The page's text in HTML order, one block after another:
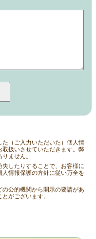
（ご入力いただいた）個人情
扱いさせていただきます。弊
ません。
したりすることで、お客様に
情報保護の方針に従い万全を
公的機関から開示の要請があ
がございます。